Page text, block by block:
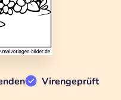
Virengeprüft